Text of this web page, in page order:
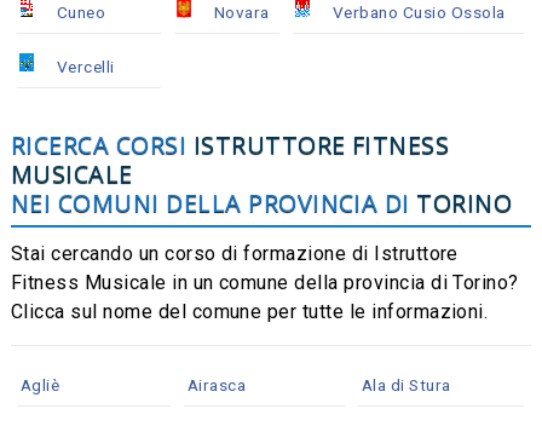
Cuneo Novara Verbano Cusio Ossola
Vercelli
RICERCA CORSI ISTRUTTORE FITNESS
MUSICALE
NEI COMUNI DELLA PROVINCIA DI TORINO
Stai cercando un corso di formazione di Istruttore
Fitness Musicale in un comune della provincia di Torino?
Clicca sul nome del comune per tutte le informazioni.
Agliè Airasca Ala di Stura